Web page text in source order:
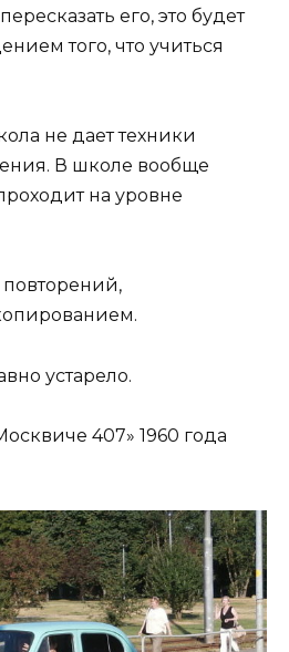
его, это будет
того, что учиться
не дает техники
В школе вообще
на уровне
устарело.
407» 1960 года